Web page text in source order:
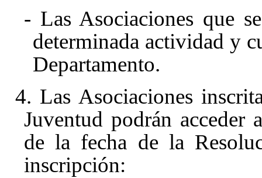
- Las Asociaciones que
determinada actividad y
Departamento.
4. Las Asociaciones
Juventud podrán acceder
de la fecha de la
inscripción: